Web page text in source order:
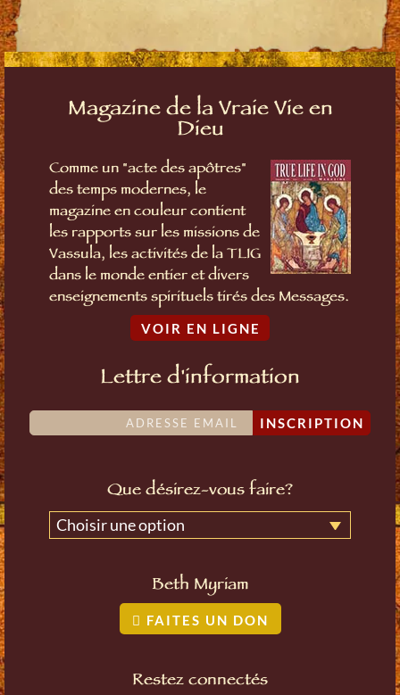
Magazine de la Vraie Vie en
Dieu
Comme un "acte des apôtres"
des temps modernes, le
magazine en couleur contient
les rapports sur les missions de
Vassula, les activités de la TLIG
dans le monde entier et divers
enseignements spirituels tirés des Messages.
VOIR EN LIGNE
Lettre d'information
INSCRIPTION
Que désirez-vous faire?
Choisir une option
Beth Myriam
FAITES UN DON
Restez connectés